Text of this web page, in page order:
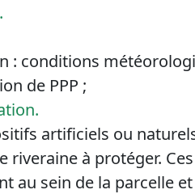
: conditions
de PPP ;
artificiels ou
riveraine à protéger.
au sein de la parcelle